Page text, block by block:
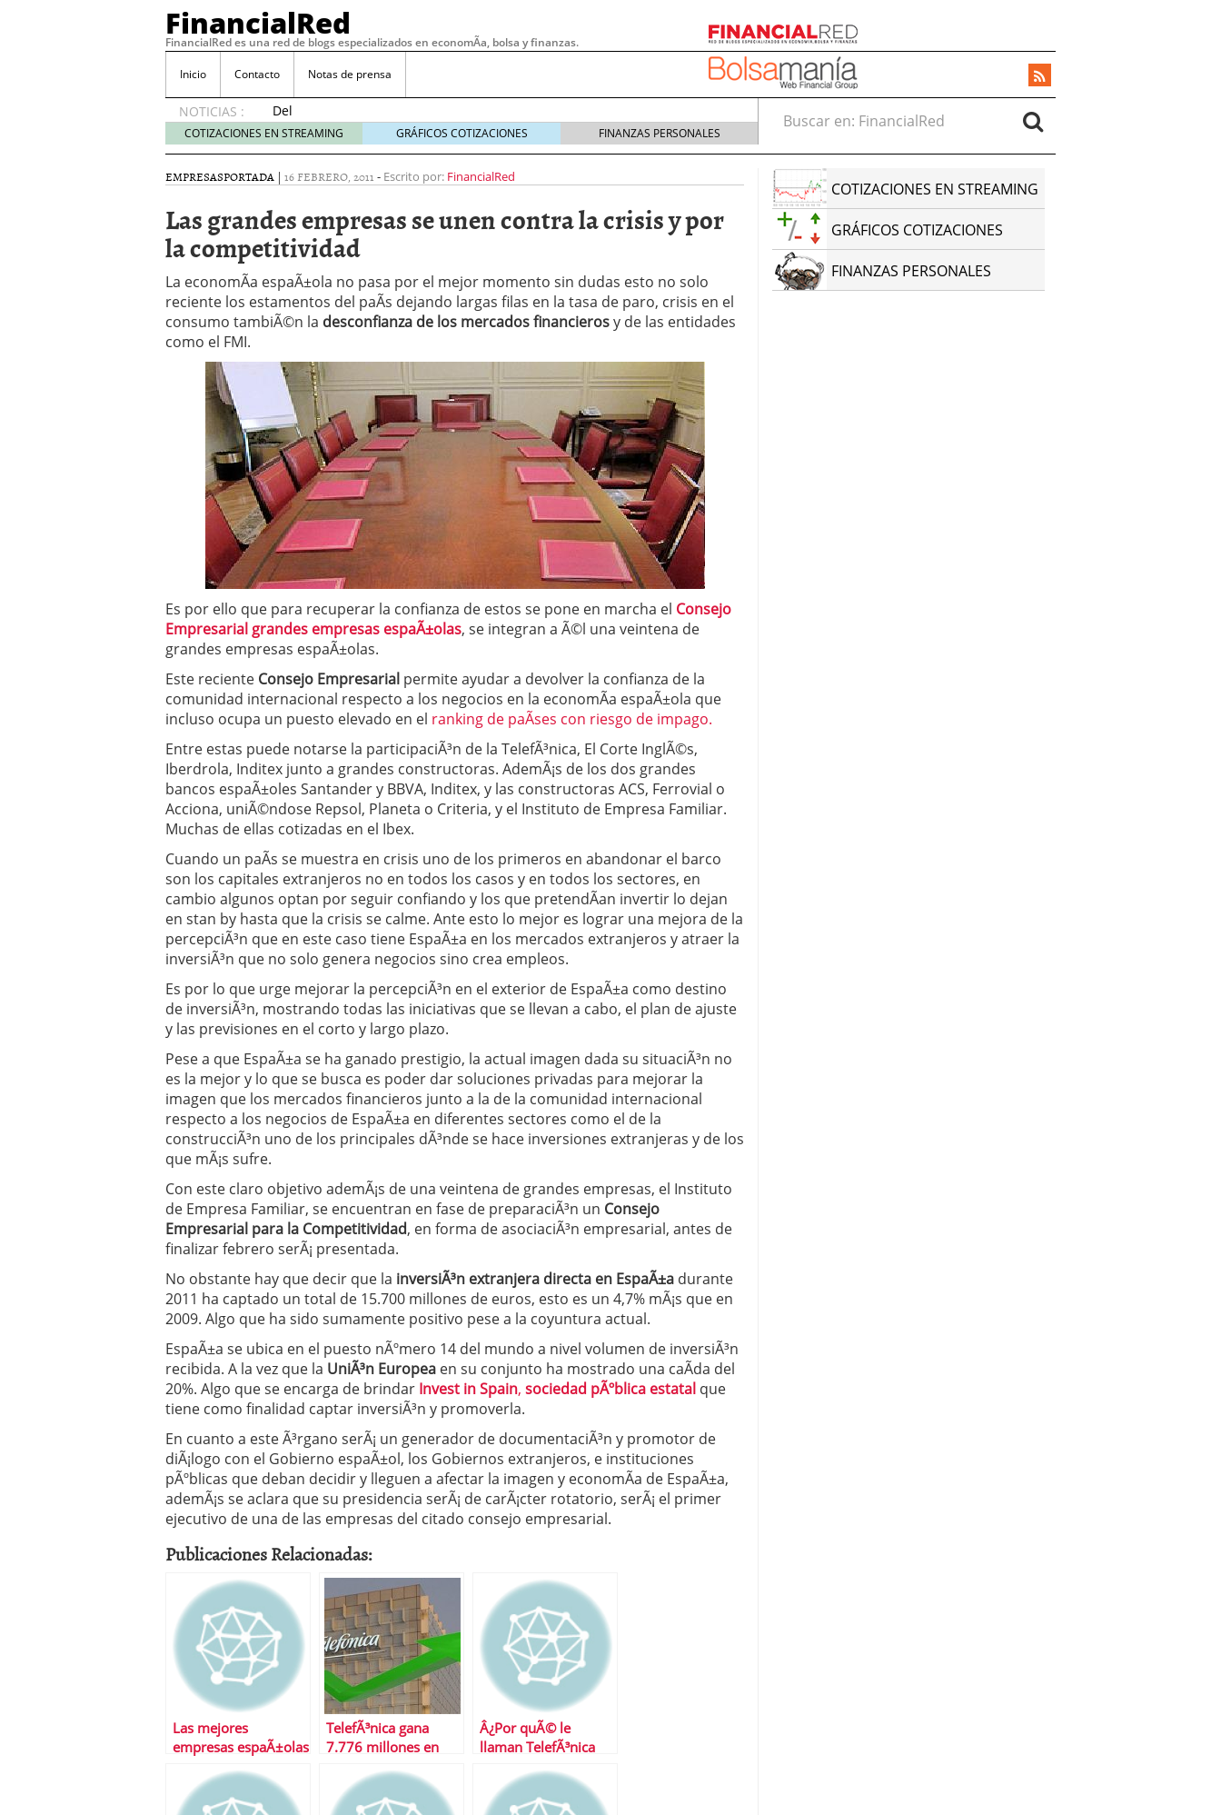
FinancialRed
FinancialRed es una red de blogs especializados en economÃ­a, bolsa y finanzas.
Inicio Contacto Notas de prensa
NOTICIAS :
Del
depósito
a la
cómo
cambiando
la
gestión
ahorro
en
España
Seguros de convenio en pymes: la obligación que muchas empresas
descubren cuando ya es demasiado tarde 20/07/2026
ReseÃ±a de SIFX: Lo Que Deben Saber los Traders Mexicanos Antes de
Operar 29/06/2026
Crear empresa online vs proceso tradicional: ventajas reales para pymes
29/05/2026
CÃ³mo afrontar una baja mÃ©dica cuando trabajas por cuenta propia
26/05/2026
COTIZACIONES EN STREAMING GRÁFICOS COTIZACIONES FINANZAS PERSONALES
Buscar en:
EMPRESASPORTADA | 16 FEBRERO, 2011 - Escrito por: FinancialRed
Las grandes empresas se unen contra la crisis y por
la competitividad
La economÃ­a espaÃ±ola no pasa por el mejor momento sin dudas esto no solo
reciente los estamentos del paÃ­s dejando largas filas en la tasa de paro, crisis en el
consumo tambiÃ©n la desconfianza de los mercados financierosy de las entidades
como el FMI.
Es por ello que para recuperar la confianza de estos se pone en marcha el Consejo
Empresarial grandes empresas espaÃ±olas, se integran a Ã©l una veintena de
grandes empresas espaÃ±olas.
Este reciente Consejo Empresarial permite ayudar a devolver la confianza de la
comunidad internacional respecto a los negocios en la economÃ­a espaÃ±ola que
incluso ocupa un puesto elevado en el ranking de paÃ­ses con riesgo de impago.
Entre estas puede notarse la participaciÃ³n de la TelefÃ³nica, El Corte InglÃ©s,
Iberdrola, Inditex junto a grandes constructoras. AdemÃ¡s de los dos grandes
bancos espaÃ±oles Santander y BBVA, Inditex, y las constructoras ACS, Ferrovial o
Acciona, uniÃ©ndose Repsol, Planeta o Criteria, y el Instituto de Empresa Familiar.
Muchas de ellas cotizadas en el Ibex.
Cuando un paÃ­s se muestra en crisis uno de los primeros en abandonar el barco
son los capitales extranjeros no en todos los casos y en todos los sectores, en
cambio algunos optan por seguir confiando y los que pretendÃ­an invertir lo dejan
en stan by hasta que la crisis se calme. Ante esto lo mejor es lograr una mejora de la
percepciÃ³n que en este caso tiene EspaÃ±a en los mercados extranjeros y atraer la
inversiÃ³n que no solo genera negocios sino crea empleos.
Es por lo que urge mejorar la percepciÃ³n en el exterior de EspaÃ±a como destino
de inversiÃ³n, mostrando todas las iniciativas que se llevan a cabo, el plan de ajuste
y las previsiones en el corto y largo plazo.
Pese a que EspaÃ±a se ha ganado prestigio, la actual imagen dada su situaciÃ³n no
es la mejor y lo que se busca es poder dar soluciones privadas para mejorar la
imagen que los mercados financieros junto a la de la comunidad internacional
respecto a los negocios de EspaÃ±a en diferentes sectores como el de la
construcciÃ³n uno de los principales dÃ³nde se hace inversiones extranjeras y de los
que mÃ¡s sufre.
Con este claro objetivo ademÃ¡s de una veintena de grandes empresas, el Instituto
de Empresa Familiar, se encuentran en fase de preparaciÃ³n un Consejo
Empresarial para la Competitividad, en forma de asociaciÃ³n empresarial, antes de
finalizar febrero serÃ¡ presentada.
No obstante hay que decir que la inversiÃ³n extranjera directa en EspaÃ±a durante
2011 ha captado un total de 15.700 millones de euros, esto es un 4,7% mÃ¡s que en
2009. Algo que ha sido sumamente positivo pese a la coyuntura actual.
EspaÃ±a se ubica en el puesto nÃºmero 14 del mundo a nivel volumen de inversiÃ³n
recibida. A la vez que la UniÃ³n Europea en su conjunto ha mostrado una caÃ­da del
20%. Algo que se encarga de brindar Invest in Spain, sociedad pÃºblica estatal que
tiene como finalidad captar inversiÃ³n y promoverla.
En cuanto a este Ã³rgano serÃ¡ un generador de documentaciÃ³n y promotor de
diÃ¡logo con el Gobierno espaÃ±ol, los Gobiernos extranjeros, e instituciones
pÃºblicas que deban decidir y lleguen a afectar la imagen y economÃ­a de EspaÃ±a,
ademÃ¡s se aclara que su presidencia serÃ¡ de carÃ¡cter rotatorio, serÃ¡ el primer
ejecutivo de una de las empresas del citado consejo empresarial.
Publicaciones Relacionadas:
Las mejores
empresas espaÃ±olas
TelefÃ³nica gana
7.776 millones en
Â¿Por quÃ© le
llaman TelefÃ³nica
se denomina
Movistar?
COTIZACIONES EN STREAMING
GRÁFICOS COTIZACIONES
FINANZAS PERSONALES